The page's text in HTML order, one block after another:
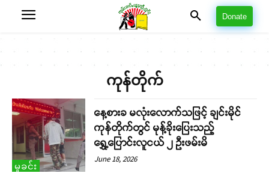
Donate
ကုန်တိုက်
မှုခင်း
နေ့စားခ မလုံးလောက်သဖြင့် ချင်းမိုင်
ကုန်တိုက်တွင် မုန့်ခိုးပြေးသည့်
ရွှေ့ပြောင်းလူငယ် ၂ ဦးဖမ်းမိ
June 18, 2026